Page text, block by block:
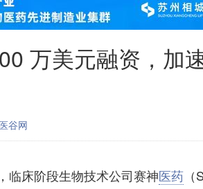
万美元融资，加
医谷网
临床阶段生物技术公司赛神医药